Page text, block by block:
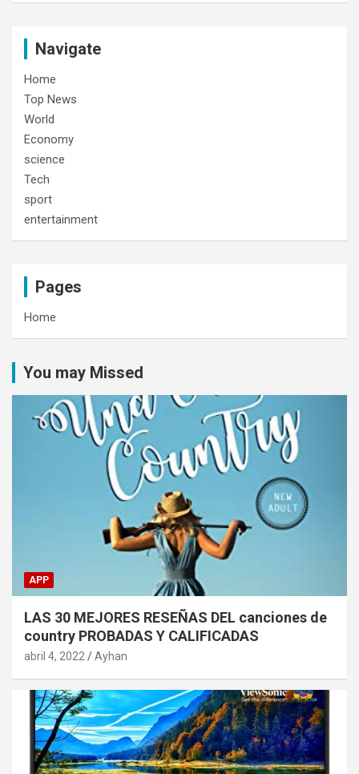
Navigate
Home
Top News
World
Economy
science
Tech
sport
entertainment
Pages
Home
You may Missed
APP
LAS 30 MEJORES RESEÑAS DEL canciones de
country PROBADAS Y CALIFICADAS
abril 4, 2022 Ayhan